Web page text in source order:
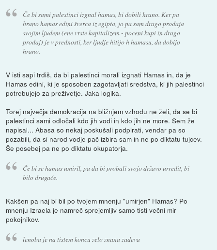
Če bi sami palestinci izgnal hamas, bi dobili hrano. Ker pa
hrano hamas edini šverca iz egipta, jo pa sam drago prodaja
svojim ljudem (ene vrste kapitalizem - poceni kupi in drago
prodaj) je v prednosti, ker ljudje hitijo h hamasu, da dobijo
hrano.
V isti sapi trdiš, da bi palestinci morali izgnati Hamas in, da je
Hamas edini, ki je sposoben zagotavljati sredstva, ki jih palestinci
potrebujejo za preživetje. Jaka logika.
Torej največja demokracija na bližnjem vzhodu ne želi, da se bi
palestinci sami odločali kdo jih vodi in kdo jih ne more. Sem že
napisal... Abasa so nekaj poskušali podpirati, vendar pa so
pozabili, da si narod vodje pač izbira sam in ne po diktatu tujcev.
Še posebej pa ne po diktatu okupatorja.
Če bi se hamas umiril, pa da bi probali svojo državo urredit, bi
bilo drugače.
Kakšen pa naj bi bil po tvojem mnenju "umirjen" Hamas? Po
mnenju Izraela je namreč sprejemljiv samo tisti večni mir
pokojnikov.
lenoba je na tistem koncu zelo znana zadeva